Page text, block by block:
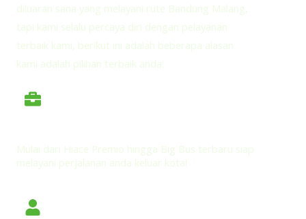
diluaran sana yang melayani rute Bandung Malang,
tapi kami selalu percaya diri dengan pelayanan
terbaik kami, berikut ini adalah beberapa alasan
kami adalah pilihan terbaik anda:
Mulai dari Hiace Premio hingga Big Bus terbaru siap
melayani perjalanan anda keluar kota!